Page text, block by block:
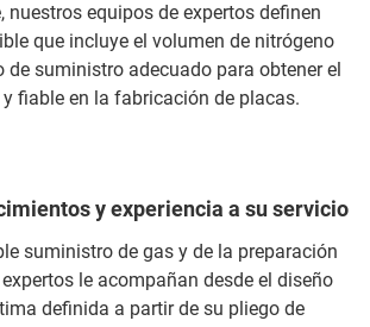
nuestros equipos de expertos definen
que incluye el volumen de nitrógeno
de suministro adecuado para obtener el
fiable en la fabricación de placas.
y experiencia a su servicio
suministro de gas y de la preparación
le acompañan desde el diseño
definida a partir de su pliego de